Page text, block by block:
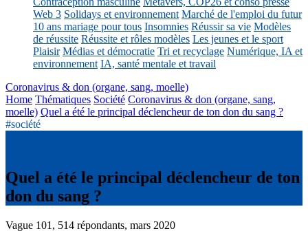
Web 3 Solidays et environnement Marché de l'emploi du futur
10 ans mariage pour tous Insomnies Réussir sa vie Modèles
de réussite Réussite et rôles modèles Les jeunes et le sport
Plaisir Médias et démocratie Tri et recyclage Numérique, IA et
environnement IA, santé mentale et travail
Coronavirus & don (organe, sang, moelle)
Home Thématiques Société Coronavirus & don (organe, sang,
moelle) Quel a été le principal déclencheur de ton don du sang ?
#société
Quel a été le principal déclencheur de ton
don du sang ?
Vague 101, 514 répondants, mars 2020